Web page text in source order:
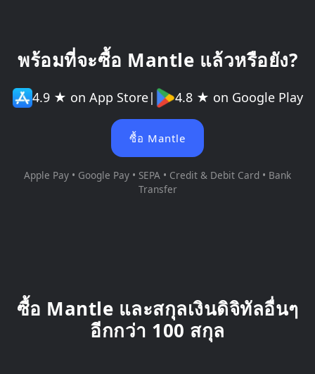
พร้อมที่จะซื้อ Mantle แล้วหรือยัง?
4.9 ★ on App Store| 4.8 ★ on Google Play
ซื้อ Mantle
Apple Pay • Google Pay • SEPA • Credit & Debit Card • Bank
Transfer
ซื้อ Mantle และสกุลเงินดิจิทัลอื่นๆ
อีกกว่า 100 สกุล